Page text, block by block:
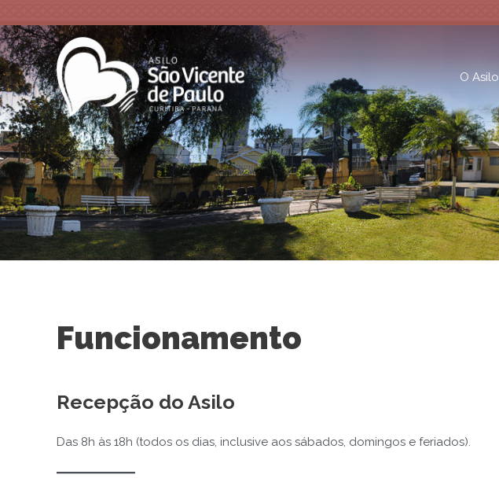
O Asilo
Funcionamento
Recepção do Asilo
Das 8h às 18h (todos os dias, inclusive aos sábados, domingos e feriados).